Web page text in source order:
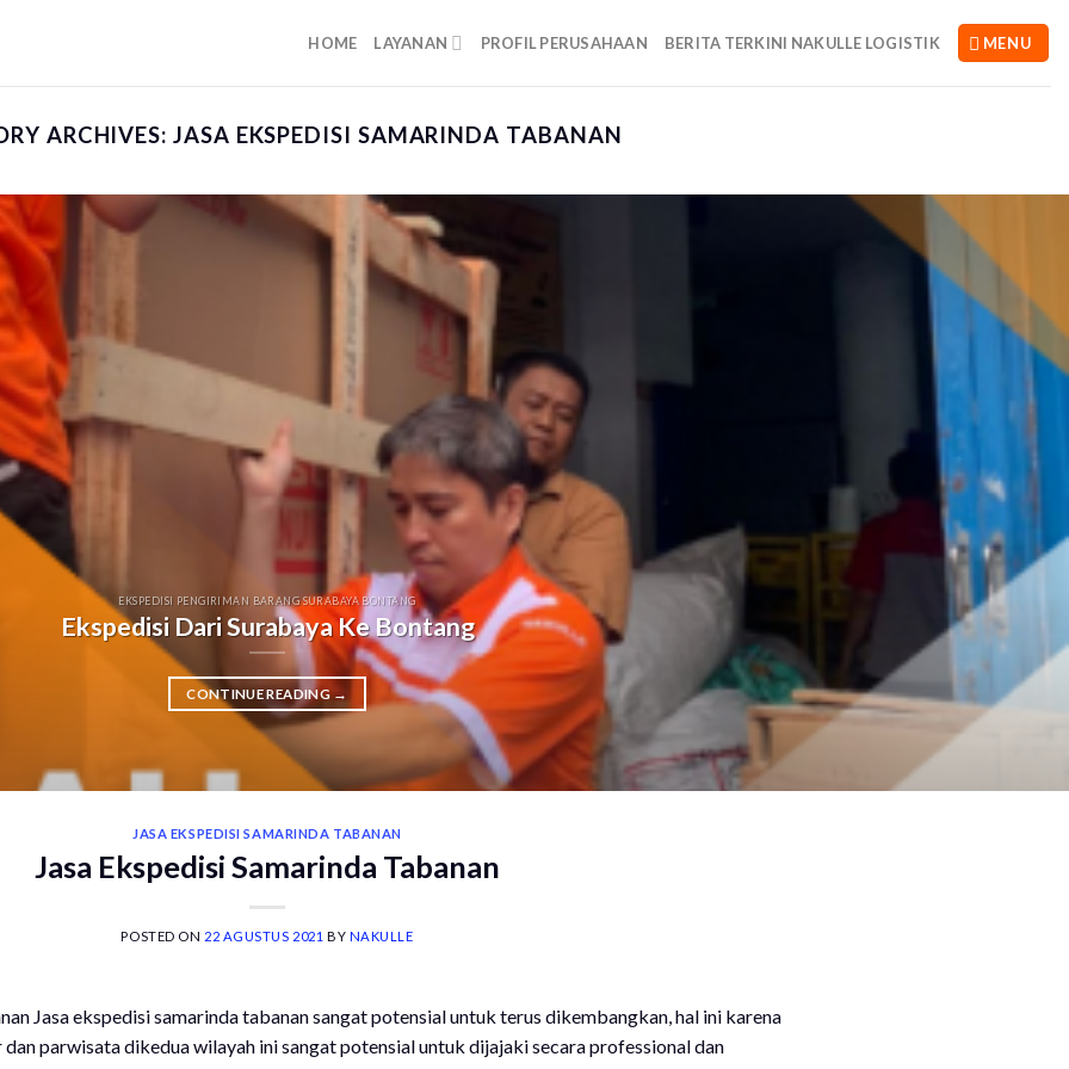
HOME LAYANAN PROFIL PERUSAHAAN BERITA TERKINI NAKULLE LOGISTIK MENU
ARCHIVES:JASA EKSPEDISI SAMARINDA TABANAN
EKSPEDISI PENGIRIMAN BARANG SURABAYA BONTANG
Ekspedisi Dari Surabaya Ke Bontang
CONTINUE READING→
JASA EKSPEDISI SAMARINDA TABANAN
Jasa Ekspedisi Samarinda Tabanan
POSTED ON 22 AGUSTUS 2021 BY NAKULLE
Jasa ekspedisi samarinda tabanan sangat potensial untuk terus dikembangkan, hal ini karena
parwisata dikedua wilayah ini sangat potensial untuk dijajaki secara professional dan